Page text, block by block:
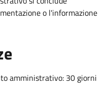
o l'informazione
amministrativo: 30 giorni